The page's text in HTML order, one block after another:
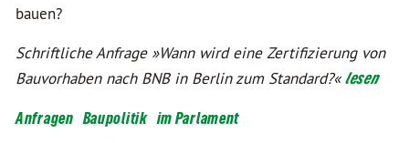
bauen?
Schriftliche Anfrage »Wann wird eine Zertifizierung von
Bauvorhaben nach BNB in Berlin zum Standard?«lesen
Anfragen Baupolitik im Parlament